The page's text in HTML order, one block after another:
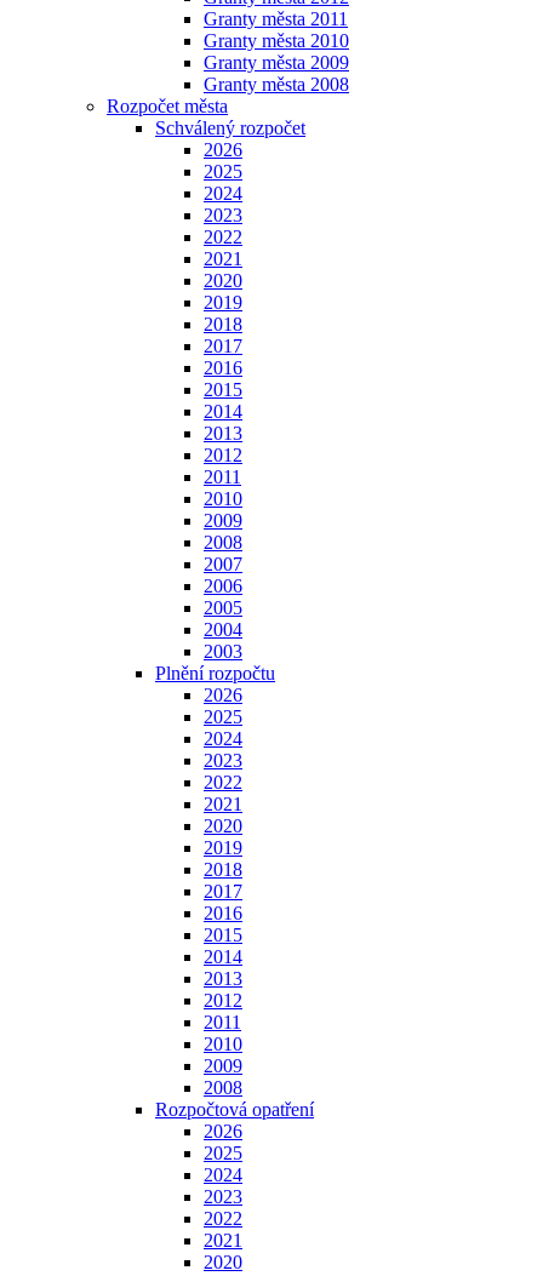
Granty města 2011
Granty města 2010
Granty města 2009
Granty města 2008
Rozpočet města
Schválený rozpočet
2026
2025
2024
2023
2022
2021
2020
2019
2018
2017
2016
2015
2014
2013
2012
2011
2010
2009
2008
2007
2006
2005
2004
2003
Plnění rozpočtu
2026
2025
2024
2023
2022
2021
2020
2019
2018
2017
2016
2015
2014
2013
2012
2011
2010
2009
2008
Rozpočtová opatření
2026
2025
2024
2023
2022
2021
2020